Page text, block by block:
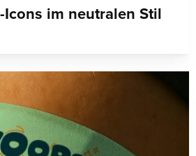
Icons im neutralen Stil